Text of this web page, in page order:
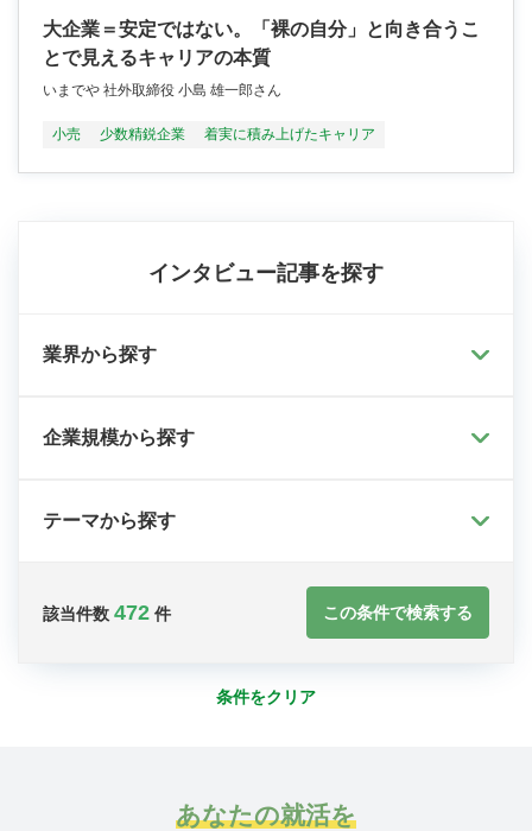
大企業＝安定ではない。「裸の自分」と向き合うこ
とで見えるキャリアの本質
いまでや 社外取締役 小島 雄一郎さん
小売 少数精鋭企業 着実に積み上げたキャリア
インタビュー記事を探す
業界から探す
企業規模から探す
テーマから探す
該当件数 472 件 この条件で検索する
条件をクリア
あなたの就活を